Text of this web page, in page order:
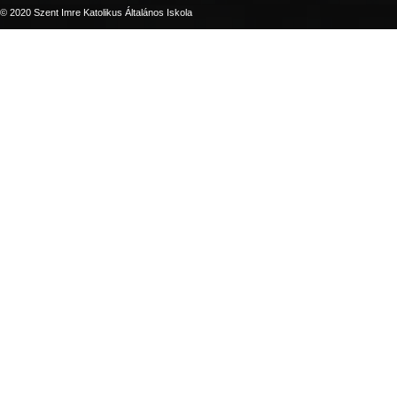
© 2020 Szent Imre Katolikus Általános Iskola